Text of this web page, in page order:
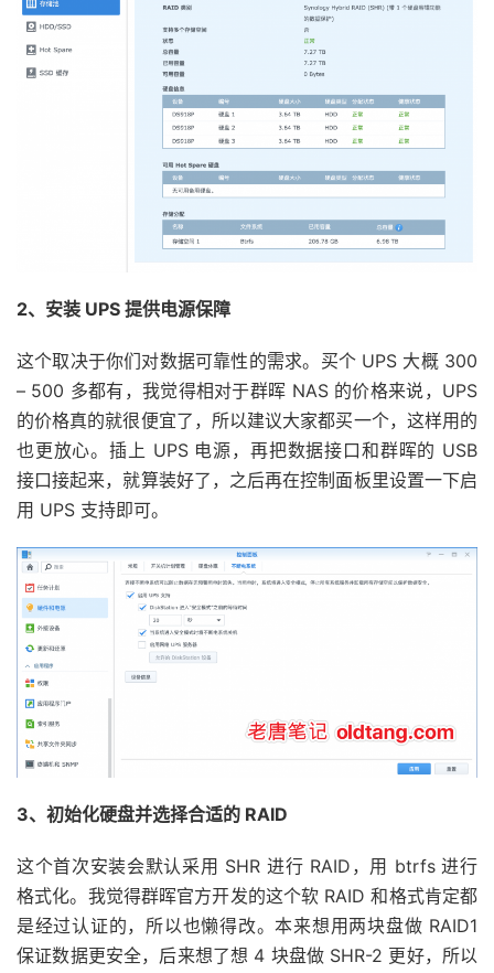
2、安装 UPS 提供电源保障
这个取决于你们对数据可靠性的需求。买个 UPS 大概 300
– 500 多都有，我觉得相对于群晖 NAS 的价格来说，UPS
的价格真的就很便宜了，所以建议大家都买一个，这样用的
也更放心。插上 UPS 电源，再把数据接口和群晖的 USB
接口接起来，就算装好了，之后再在控制面板里设置一下启
用 UPS 支持即可。
3、初始化硬盘并选择合适的 RAID
这个首次安装会默认采用 SHR 进行 RAID，用 btrfs 进行
格式化。我觉得群晖官方开发的这个软 RAID 和格式肯定都
是经过认证的，所以也懒得改。本来想用两块盘做 RAID1
保证数据更安全，后来想了想 4 块盘做 SHR-2 更好，所以